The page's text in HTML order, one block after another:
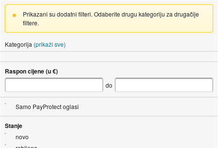
Prikazani su dodatni filteri. Odaberite drugu kategoriju za drugačije
filtere.
Kategorija (prikaži sve)
Raspon cijene (u €)
do
Samo PayProtect oglasi
Stanje
novo